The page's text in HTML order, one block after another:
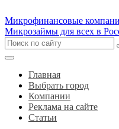
Микрофинансовые
Микрозаймы для всех в
Главная
Выбрать город
Компании
Реклама на сайте
Статьи